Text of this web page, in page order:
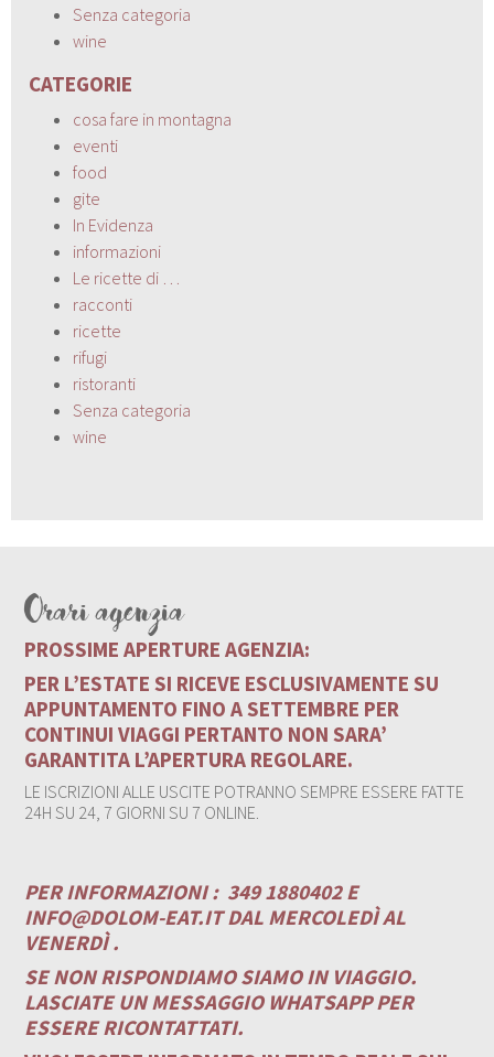
Senza categoria
wine
CATEGORIE
cosa fare in montagna
eventi
food
gite
In Evidenza
informazioni
Le ricette di …
racconti
ricette
rifugi
ristoranti
Senza categoria
wine
Orari agenzia
PROSSIME APERTURE AGENZIA:
PER L’ESTATE SI RICEVE ESCLUSIVAMENTE SU
APPUNTAMENTO FINO A SETTEMBRE PER
CONTINUI VIAGGI PERTANTO NON SARA’
GARANTITA L’APERTURA REGOLARE.
LE ISCRIZIONI ALLE USCITE POTRANNO SEMPRE ESSERE FATTE
24H SU 24, 7 GIORNI SU 7 ONLINE.
PER INFORMAZIONI : 349 1880402 E
INFO@DOLOM-EAT.ITDAL MERCOLEDÌ AL
VENERDÌ .
SE NON RISPONDIAMO SIAMO IN VIAGGIO.
LASCIATE UN MESSAGGIO WHATSAPP PER
ESSERE RICONTATTATI.